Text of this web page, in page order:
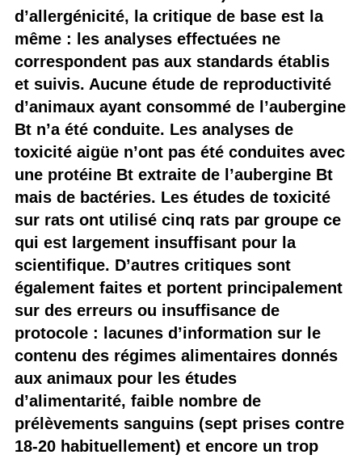
d’allergénicité, la critique de base est la
même : les analyses effectuées ne
correspondent pas aux standards établis
et suivis. Aucune étude de reproductivité
d’animaux ayant consommé de l’aubergine
Bt n’a été conduite. Les analyses de
toxicité aigüe n’ont pas été conduites avec
une protéine Bt extraite de l’aubergine Bt
mais de bactéries. Les études de toxicité
sur rats ont utilisé cinq rats par groupe ce
qui est largement insuffisant pour la
scientifique. D’autres critiques sont
également faites et portent principalement
sur des erreurs ou insuffisance de
protocole : lacunes d’information sur le
contenu des régimes alimentaires donnés
aux animaux pour les études
d’alimentarité, faible nombre de
prélèvements sanguins (sept prises contre
18-20 habituellement) et encore un trop